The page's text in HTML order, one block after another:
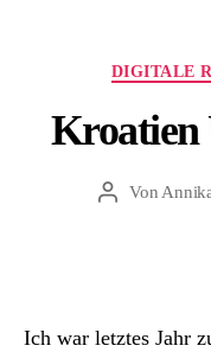
DIGITALE
Kroatien
Beitragsautor
Von
Ich war letztes Jahr